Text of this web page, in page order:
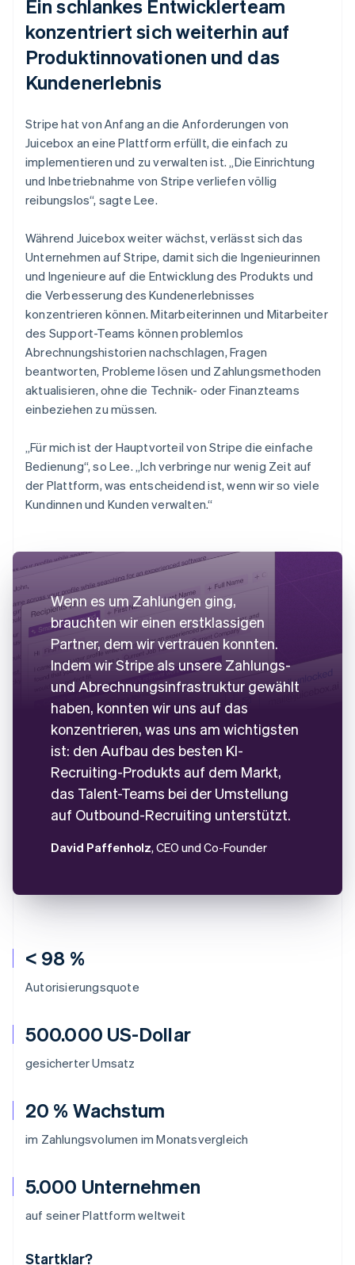
< 98 %
Autorisierungsquote
500.000 US-Dollar
gesicherter Umsatz
20 % Wachstum
im Zahlungsvolumen im Monatsvergleich
5.000 Unternehmen
auf seiner Plattform weltweit
Startklar?
Ein schlankes Entwicklerteam
konzentriert sich weiterhin auf
Produktinnovationen und das
Kundenerlebnis
Stripe hat von Anfang an die Anforderungen von
Juicebox an eine Plattform erfüllt, die einfach zu
implementieren und zu verwalten ist. „Die Einrichtung
und Inbetriebnahme von Stripe verliefen völlig
reibungslos“, sagte Lee.
Während Juicebox weiter wächst, verlässt sich das
Unternehmen auf Stripe, damit sich die Ingenieurinnen
und Ingenieure auf die Entwicklung des Produkts und
die Verbesserung des Kundenerlebnisses
konzentrieren können. Mitarbeiterinnen und Mitarbeiter
des Support-Teams können problemlos
Abrechnungshistorien nachschlagen, Fragen
beantworten, Probleme lösen und Zahlungsmethoden
aktualisieren, ohne die Technik- oder Finanzteams
einbeziehen zu müssen.
„Für mich ist der Hauptvorteil von Stripe die einfache
Bedienung“, so Lee. „Ich verbringe nur wenig Zeit auf
der Plattform, was entscheidend ist, wenn wir so viele
Kundinnen und Kunden verwalten.“
Wenn es um Zahlungen ging,
brauchten wir einen erstklassigen
Partner, dem wir vertrauen konnten.
Indem wir Stripe als unsere Zahlungs-
und Abrechnungsinfrastruktur gewählt
haben, konnten wir uns auf das
konzentrieren, was uns am wichtigsten
ist: den Aufbau des besten KI-
Recruiting-Produkts auf dem Markt,
das Talent-Teams bei der Umstellung
auf Outbound-Recruiting unterstützt.
David Paffenholz, CEO und Co-Founder
Australien